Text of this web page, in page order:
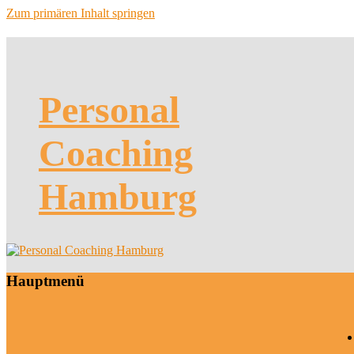
Zum primären Inhalt springen
Personal
Coaching
Hamburg
Hauptmenü